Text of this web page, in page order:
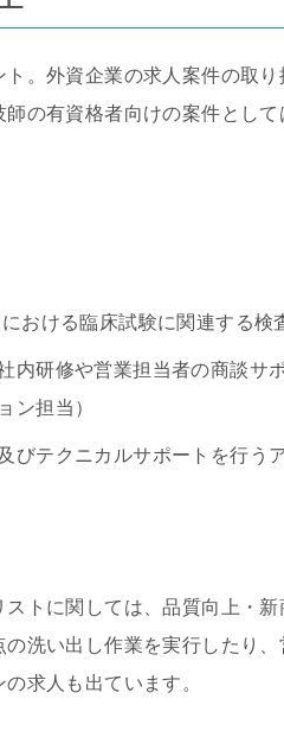
。外資企業の求人案件の取
の有資格者向けの案件とし
おける臨床試験に関連する検
内研修や営業担当者の商談サ
ン担当）
びテクニカルサポートを行う
トに関しては、品質向上・
の洗い出し作業を実行したり
求人も出ています。